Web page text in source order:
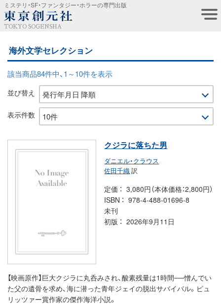
ミステリ・SF・ファンタジー・ホラーの専門出版
TOKYO SOGENSHA
海外文学セレクション
該当商品84件中、1～10件を表示
並び替え
表示件数
クジラに落ちた男
ダニエル・クラウス
佐田千織訳
定価
3,080円（本体価格：2,800円）
ISBN
978-4-488-01696-8
未刊
初版
2026年9月11日
【映画原作】巨大クジラに丸呑みされ、酸素残量は1時間──憎んでい
た父の遺骨を求め、海に潜った青年ジェイの脱出サバイバル。ピュ
リッツァー賞作家の傑作海洋小説。